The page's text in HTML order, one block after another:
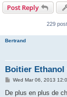
Post Reply
229
Bertrand
Boitier
P
s
Wed Mar 06, 2013
De plus en plus de